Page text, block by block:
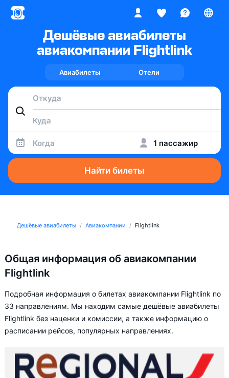
Дешёвые авиабилеты
авиакомпании Flightlink
Авиабилеты Отели
Когда 1 пассажир
Найти билеты
Дешёвые авиабилеты Авиакомпании Flightlink
Общая информация об авиакомпании
Flightlink
Подробная информация о билетах авиакомпании Flightlink по
33 направлениям. Мы находим самые дешёвые авиабилеты
Flightlink без наценки и комиссии, а также информацию о
расписании рейсов, популярных направлениях.